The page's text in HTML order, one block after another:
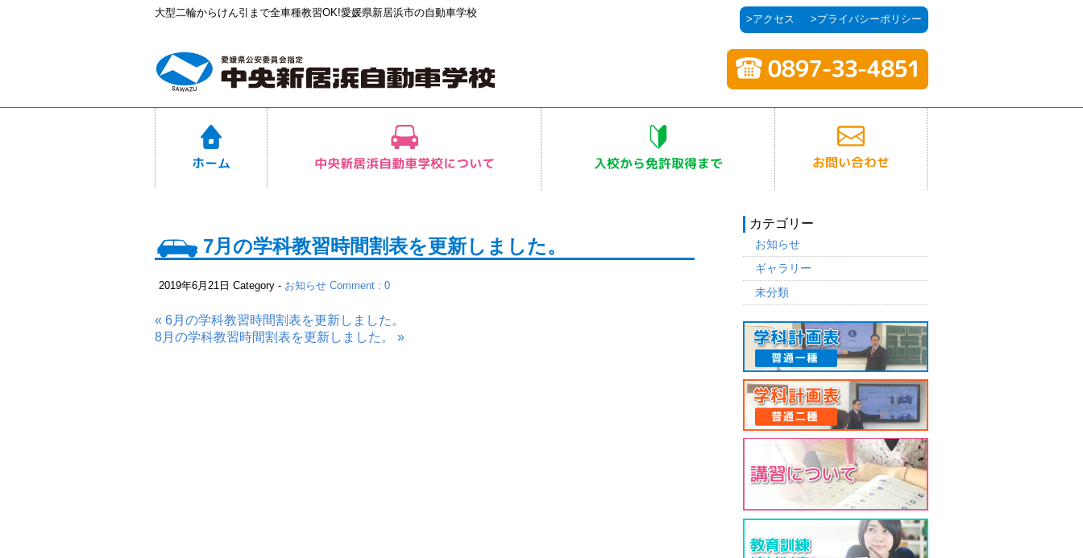
大型二輪からけん引まで全車種教習OK!愛媛県新居浜市の自動車学校
>アクセス >プライバシーポリシー
7月の学科教習時間割表を更新しました。
2019年6月21日 Category - お知らせ Comment : 0
« 6月の学科教習時間割表を更新しました。
8月の学科教習時間割表を更新しました。 »
カテゴリー
お知らせ
ギャラリー
未分類